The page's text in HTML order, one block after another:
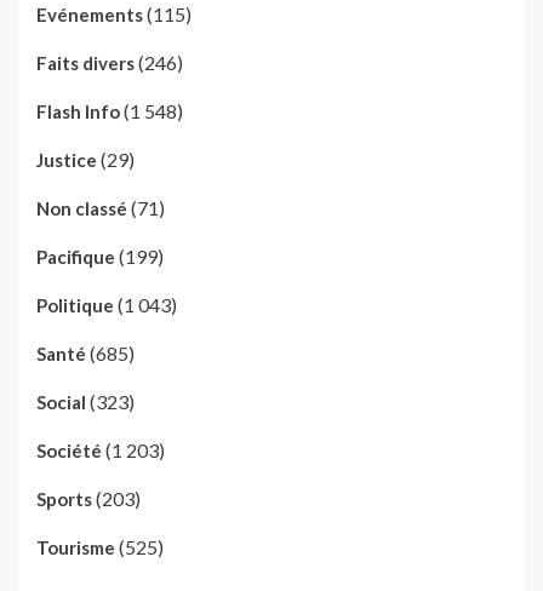
Evénements(115)
Faits divers(246)
Flash Info(1 548)
Justice (29)
Non classé (71)
Pacifique (199)
Politique (1 043)
Santé (685)
Social (323)
Société (1 203)
Sports(203)
Tourisme (525)